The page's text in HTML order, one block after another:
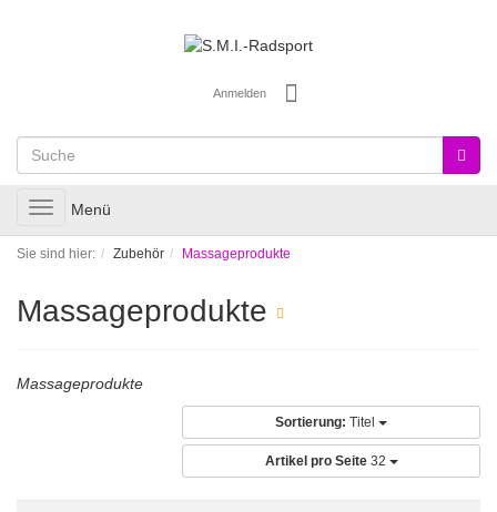
Anmelden
Toggle
navigation
Menü
Sie sind hier: Zubehör Massageprodukte
Massageprodukte
Massageprodukte
Sortierung: Titel
Artikel pro Seite 32